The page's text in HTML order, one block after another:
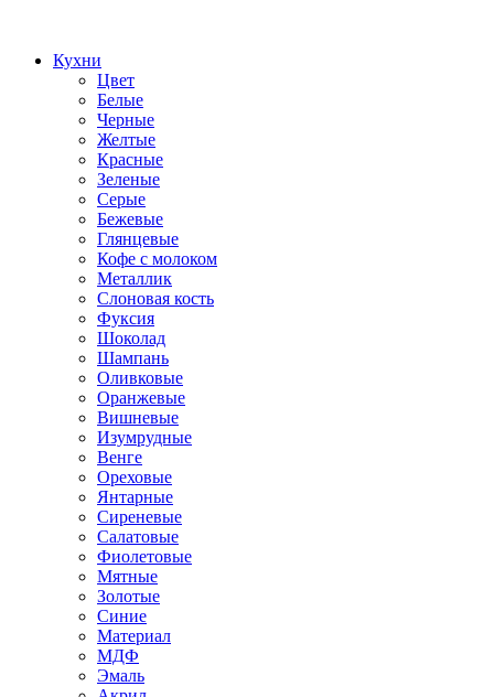
Кухни
Цвет
Белые
Черные
Желтые
Красные
Зеленые
Серые
Бежевые
Глянцевые
Кофе с молоком
Металлик
Слоновая кость
Фуксия
Шоколад
Шампань
Оливковые
Оранжевые
Вишневые
Изумрудные
Венге
Ореховые
Янтарные
Сиреневые
Салатовые
Фиолетовые
Мятные
Золотые
Синие
Материал
МДФ
Эмаль